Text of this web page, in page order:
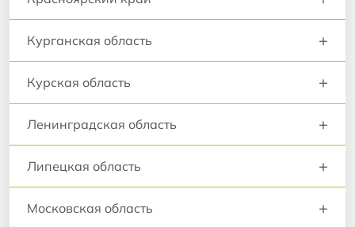
Курганская область +
Курская область +
Ленинградская область +
Липецкая область +
Московская область +